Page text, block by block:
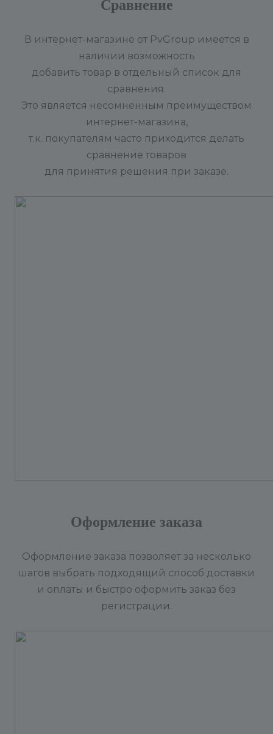
Сравнение
В интернет-магазине от PvGroup имеется в
наличии возможность
добавить товар в отдельный список для
сравнения.
Это является несомненным преимуществом
интернет-магазина,
т.к. покупателям часто приходится делать
сравнение товаров
для принятия решения при заказе.
Оформление заказа
Оформление заказа позволяет за несколько
шагов выбрать подходящий способ доставки
и оплаты и быстро оформить заказ без
регистрации.